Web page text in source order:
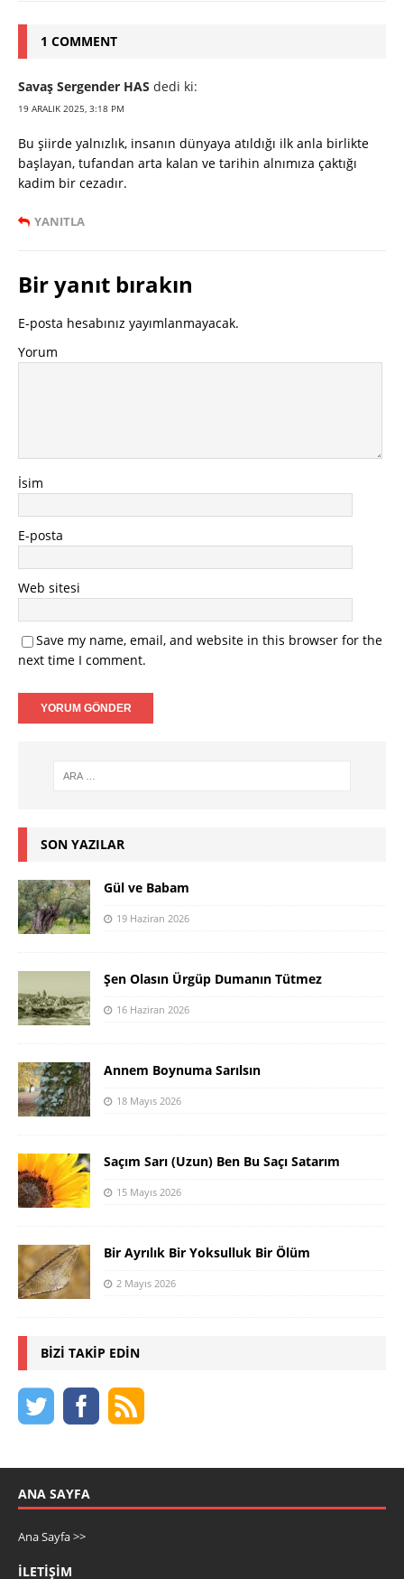
1 COMMENT
Savaş Sergender HAS dedi ki:
19 ARALIK 2025, 3:18 PM
Bu şiirde yalnızlık, insanın dünyaya atıldığı ilk anla birlikte
başlayan, tufandan arta kalan ve tarihin alnımıza çaktığı
kadim bir cezadır.
YANITLA
Bir yanıt bırakın
E-posta hesabınız yayımlanmayacak.
Yorum
İsim
E-posta
Web sitesi
Save my name, email, and website in this browser for the
next time I comment.
SON YAZILAR
Gül ve Babam
19 Haziran 2026
Şen Olasın Ürgüp Dumanın Tütmez
16 Haziran 2026
Annem Boynuma Sarılsın
18 Mayıs 2026
Saçım Sarı (Uzun) Ben Bu Saçı Satarım
15 Mayıs 2026
Bir Ayrılık Bir Yoksulluk Bir Ölüm
2 Mayıs 2026
BIZI TAKIP EDIN
ANA SAYFA
Ana Sayfa >>
İLETIŞIM